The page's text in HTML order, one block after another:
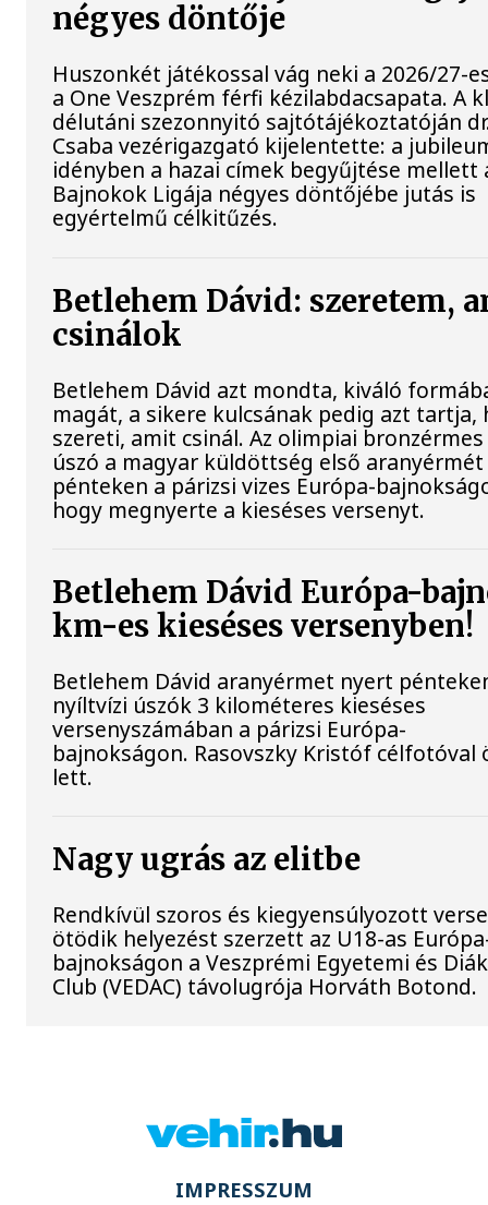
négyes döntője
Huszonkét játékossal vág neki a 2026/27-
a One Veszprém férfi kézilabdacsapata. A
délutáni szezonnyitó sajtótájékoztatóján
Csaba vezérigazgató kijelentette: a
idényben a hazai címek begyűjtése mellett
Bajnokok Ligája négyes döntőjébe jutás is
egyértelmű célkitűzés.
Betlehem Dávid: szeretem,
csinálok
Betlehem Dávid azt mondta, kiváló
magát, a sikere kulcsának pedig azt tartja,
szereti, amit csinál. Az olimpiai
úszó a magyar küldöttség első
pénteken a párizsi vizes Európa-
hogy megnyerte a kieséses versenyt.
Betlehem Dávid Európa-
km-es kieséses versenyben!
Betlehem Dávid aranyérmet nyert
nyíltvízi úszók 3 kilométeres kieséses
versenyszámában a párizsi Európa-
bajnokságon. Rasovszky Kristóf célfotóval
lett.
Nagy ugrás az elitbe
Rendkívül szoros és kiegyensúlyozott
ötödik helyezést szerzett az U18-as
bajnokságon a Veszprémi Egyetemi és
Club (VEDAC) távolugrója Horváth Botond.
IMPRESSZUM